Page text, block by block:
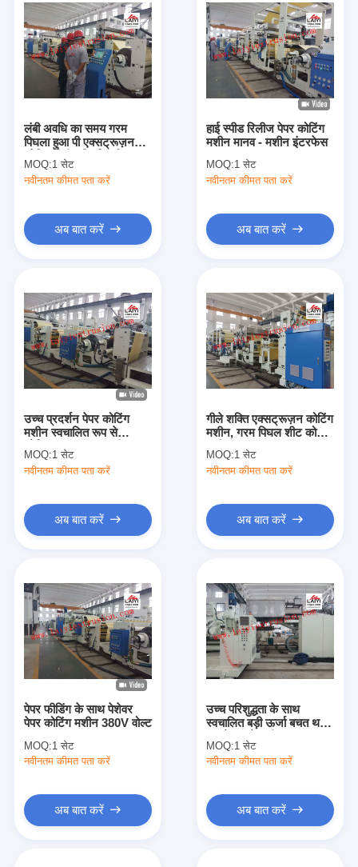
उत्पादों
हमारे बारे में
कारखाना भ्रमण
बाहर निकालना कोटिंग फाड़ना मशीन
एक्सट्रूज़न लैमिनेटिंग मशीन
फिल्म laminating मशीन
प्लास्टिक फाड़ना मशीन
कोटिंग टुकड़े टुकड़े मशीन
एक्सट्रूज़न कोटिंग मशीन
पेपर कोटिंग मशीन
डबल पक्षीय Laminating मशीन
लंबी अवधि का समय गरम
पिघला हुआ पी एक्सट्रूज़न
कोटिंग मशीन ट्रिमिंग डिवाइस
MOQ:1 सेट
नवीनतम कीमत पता करें
अब बात करें
हाई स्पीड रिलीज पेपर कोटिंग
मशीन मानव - मशीन इंटरफेस
MOQ:1 सेट
नवीनतम कीमत पता करें
अब बात करें
उच्च प्रदर्शन पेपर कोटिंग
मशीन स्वचालित रूप से
प्रेसिजन गणना प्रणाली
MOQ:1 सेट
नवीनतम कीमत पता करें
अब बात करें
गीले शक्ति एक्सट्रूज़न कोटिंग
मशीन, गरम पिघल शीट कोटिंग
MOQ:1 सेट
नवीनतम कीमत पता करें
अब बात करें
पेपर फीडिंग के साथ पेशेवर
पेपर कोटिंग मशीन 380V वोल्ट
MOQ:1 सेट
नवीनतम कीमत पता करें
अब बात करें
उच्च परिशुद्धता के साथ
स्वचालित बड़ी ऊर्जा बचत थर्मल
MOQ:1 सेट
नवीनतम कीमत पता करें
अब बात करें